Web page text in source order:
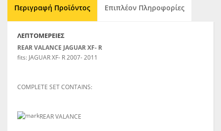
Περιγραφή Προϊόντος Επιπλέον Πληροφορίες
ΛΕΠΤΟΜΈΡΕΙΕΣ
REAR VALANCE JAGUAR XF- R
fits: JAGUAR XF- R 2007- 2011
COMPLETE SET CONTAINS:
REAR VALANCE